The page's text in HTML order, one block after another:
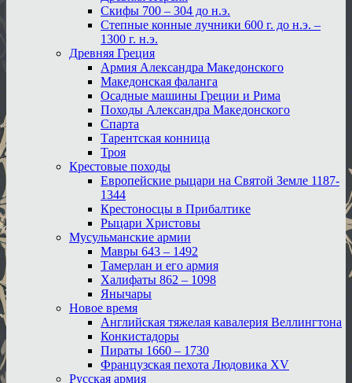
Скифы 700 – 304 до н.э.
Степные конные лучники 600 г. до н.э. –
1300 г. н.э.
Древняя Греция
Армия Александра Македонского
Македонская фаланга
Осадные машины Греции и Рима
Походы Александра Македонского
Спарта
Тарентская конница
Троя
Крестовые походы
Европейские рыцари на Святой Земле 1187-
1344
Крестоносцы в Прибалтике
Рыцари Христовы
Мусульманские армии
Мавры 643 – 1492
Тамерлан и его армия
Халифаты 862 – 1098
Янычары
Новое время
Английская тяжелая кавалерия Веллингтона
Конкистадоры
Пираты 1660 – 1730
Французская пехота Людовика XV
Русская армия